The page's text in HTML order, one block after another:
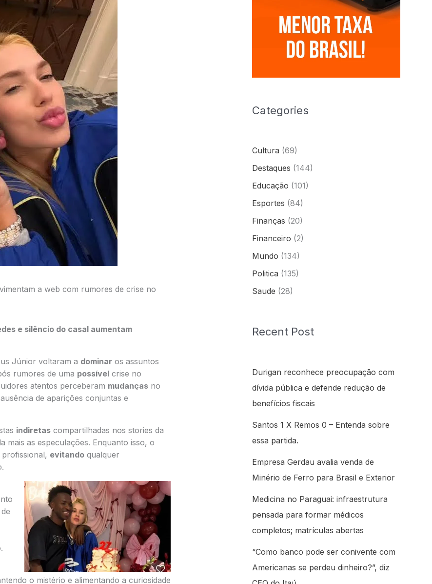
a web com rumores de crise no
e silêncio do casal aumentam
Júnior voltaram a dominar os assuntos
rumores de uma possívelcrise no
atentos perceberam mudançasno
de aparições conjuntas e
indiretascompartilhadas nos stories da
mais as especulações. Enquanto isso, o
evitandoqualquer
o mistério e alimentando a curiosidade
Categories
Cultura (69)
Destaques (144)
Educação (101)
Esportes (84)
Finanças (20)
Financeiro (2)
Mundo (134)
Politica (135)
Saude (28)
Recent Post
Durigan reconhece preocupação com
dívida pública e defende redução de
benefícios fiscais
Santos 1 X Remos 0 – Entenda sobre
essa partida.
Empresa Gerdau avalia venda de
Minério de Ferro para Brasil e Exterior
Medicina no Paraguai: infraestrutura
pensada para formar médicos
completos; matrículas abertas
“Como banco pode ser conivente com
Americanas se perdeu dinheiro?”, diz